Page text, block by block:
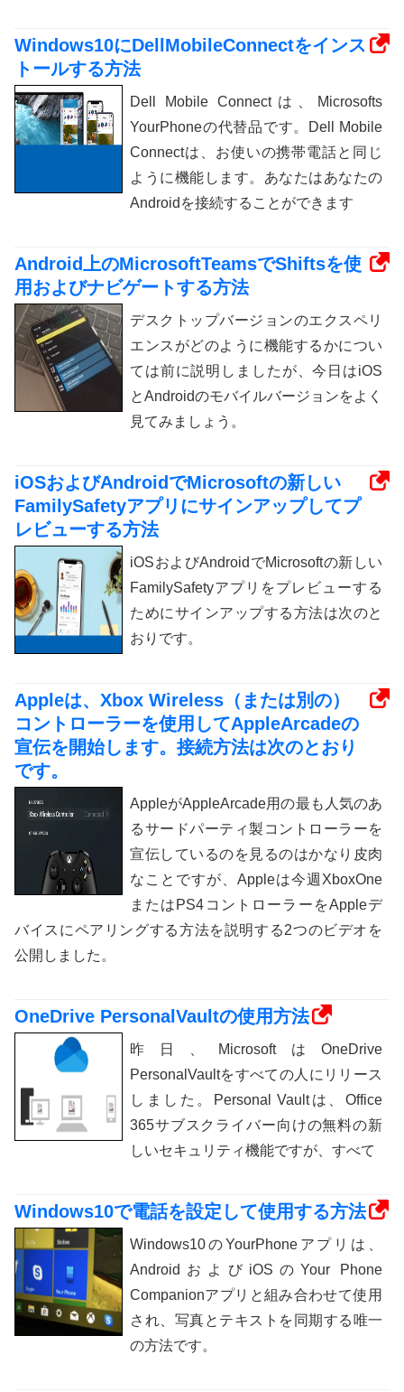
Windows10にDellMobileConnectをインス
トールする方法
Dell Mobile Connectは、Microsofts
YourPhoneの代替品です。Dell Mobile
Connectは、お使いの携帯電話と同じ
ように機能します。あなたはあなたの
Androidを接続することができます
Android上のMicrosoftTeamsでShiftsを使
用およびナビゲートする方法
デスクトップバージョンのエクスペリ
エンスがどのように機能するかについ
ては前に説明しましたが、今日はiOS
とAndroidのモバイルバージョンをよく
見てみましょう。
iOSおよびAndroidでMicrosoftの新しい
FamilySafetyアプリにサインアップしてプ
レビューする方法
iOSおよびAndroidでMicrosoftの新しい
FamilySafetyアプリをプレビューする
ためにサインアップする方法は次のと
おりです。
Appleは、Xbox Wireless（または別の）
コントローラーを使用してAppleArcadeの
宣伝を開始します。接続方法は次のとおり
です。
AppleがAppleArcade用の最も人気のあ
るサードパーティ製コントローラーを
宣伝しているのを見るのはかなり皮肉
なことですが、Appleは今週XboxOne
またはPS4コントローラーをAppleデ
バイスにペアリングする方法を説明する2つのビデオを
公開しました。
OneDrive PersonalVaultの使用方法
昨日、MicrosoftはOneDrive
PersonalVaultをすべての人にリリース
しました。Personal Vaultは、Office
365サブスクライバー向けの無料の新
しいセキュリティ機能ですが、すべて
Windows10で電話を設定して使用する方法
Windows10のYourPhoneアプリは、
AndroidおよびiOSのYour Phone
Companionアプリと組み合わせて使用​​
され、写真とテキストを同期する唯一
の方法です。